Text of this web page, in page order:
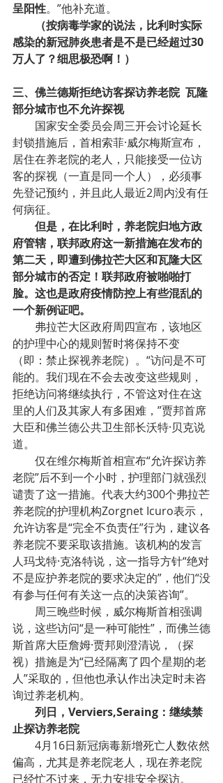
呈阳性。”他补充道。
（按病毒学家的说法，比利时实际
感染的新冠肺炎患者是不是已经超过30
万人了？细思极恐啊！）
三、佛兰德斯拒绝访客探访养老院  瓦隆
部分城市也不允许探视
国家安全委员会周三开会讨论延长
封锁措施后，首相索菲·威尔梅斯宣布，
居住在养老院的老人，只能接受一位访
客的探视（一直是同一个人），必须事
先登记预约，并且此人最近2周内没有任
何病征。
但是，在比利时，养老院归地方政
府管辖，联邦政府这一新措施在发布的
第二天，即遭到佛拉芒大区和瓦隆大区
部分城市的否定！联邦政府被啪啪打
脸。这也是政府疫情防控上有些混乱的
一个新例证吧。
弗拉芒大区政府周四宣布，该地区
的护理中心的规则暂时将保持不变
（即：禁止探视养老院）。“访问是不可
能的。我们现在不会去改变这些规则，
拒绝访问将继续执行，不管这对住在这
里的人们及其家人有多困难，”贾邦首席
大臣和佛兰德公共卫生部长沃特·贝克说
道。
仅在维尔梅斯首相宣布“允许探访养
老院”后不到一个小时，护理部门就强烈
谴责了这一措施。代表大约300个弗拉芒
养老院的护理机构Zorgnet Icuro表示，
允许访客是“完全不负责任”行为，建议各
养老院不要采取该措施。该机构的发言
人玛戈特·克洛特说，这一指导方针“绝对
不是应护养老院的要求决定的”，他们“没
有参与任何有关这一点的决策咨询”。
周三晚些时候，威尔梅斯首相强调
说，这些访问“是一种可能性”，而佛兰德
斯首席大臣詹姆·贾邦则澄清说，（探
视）措施是为“已经隔离了四个星期的老
人”采取的，但他也承认作出决定时未咨
询过养老机构。
列日，Verviers,Seraing：继续禁
止探访养老院
4月16日新冠病毒新增死亡人数依然
偏高，尤其是养老院老人，现在养老院
已经忙不过来，无力安排安全探访。